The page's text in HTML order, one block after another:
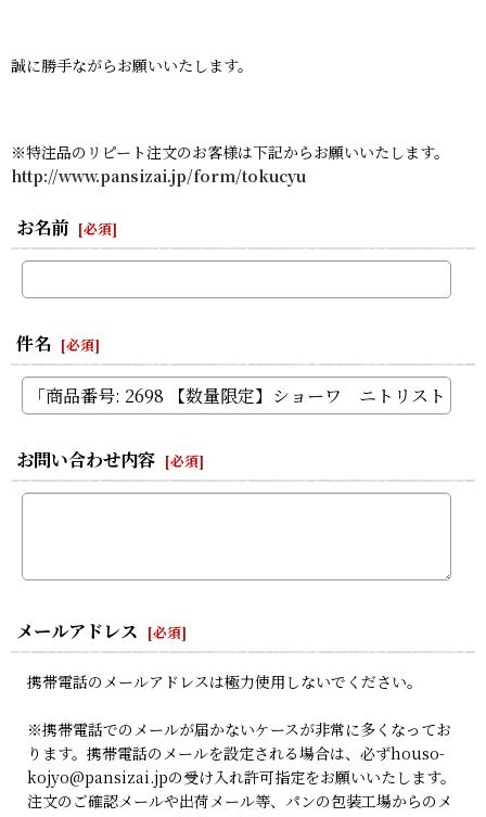
誠に勝手ながらお願いいたします。
※特注品のリピート注文のお客様は下記からお願いいたします。
http://www.pansizai.jp/form/tokucyu
お名前 [必須]
件名 [必須]
お問い合わせ内容 [必須]
メールアドレス [必須]
携帯電話のメールアドレスは極力使用しないでください。
※携帯電話でのメールが届かないケースが非常に多くなってお
ります。携帯電話のメールを設定される場合は、必ずhouso-
kojyo@pansizai.jpの受け入れ許可指定をお願いいたします。
注文のご確認メールや出荷メール等、パンの包装工場からのメ